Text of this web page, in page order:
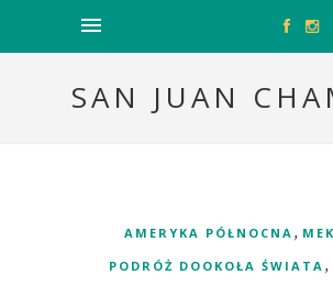
SAN JUAN
AMERYKA PÓŁNOCNA ,
PODRÓŻ DOOKOŁA ŚWIATA ,